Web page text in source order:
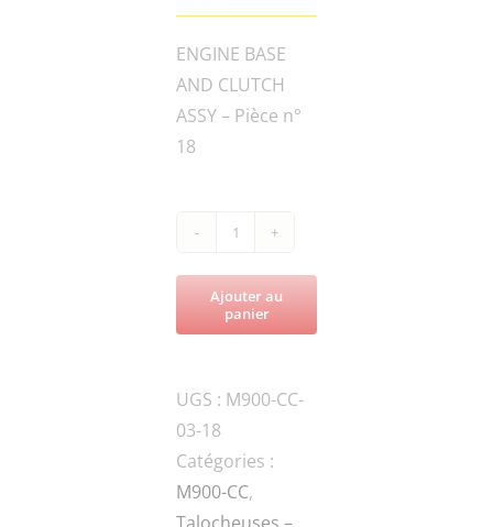
ENGINE BASE
AND CLUTCH
ASSY – Pièce n°
18
de
M900-
CC-
M8x40-
Ajouter au
panier
UGS : M900-CC-
03-18
Catégories :
M900-CC,